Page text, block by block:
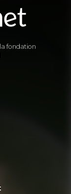
fondation